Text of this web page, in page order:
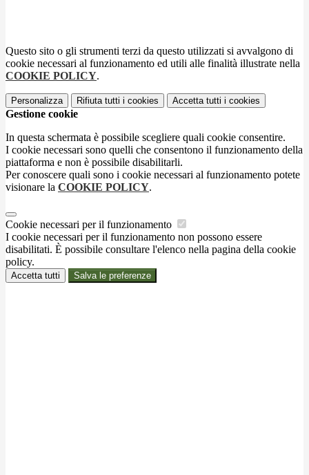
Questo sito o gli strumenti terzi da questo utilizzati si avvalgono di
cookie necessari al funzionamento ed utili alle finalità illustrate nella
COOKIE POLICY.
Personalizza Rifiuta tutti i cookies Accetta tutti i cookies
Gestione cookie
In questa schermata è possibile scegliere quali cookie consentire.
I cookie necessari sono quelli che consentono il funzionamento della
piattaforma e non è possibile disabilitarli.
Per conoscere quali sono i cookie necessari al funzionamento potete
visionare la COOKIE POLICY.
Cookie necessari per il funzionamento
I cookie necessari per il funzionamento non possono essere
disabilitati. È possibile consultare l'elenco nella pagina della cookie
policy.
Accetta tutti Salva le preferenze